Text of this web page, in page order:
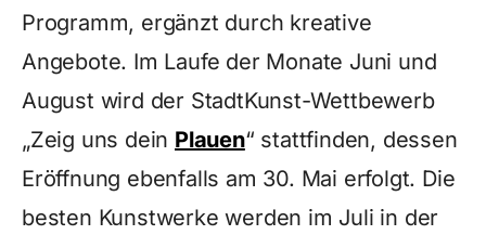
Programm, ergänzt durch kreative
Angebote. Im Laufe der Monate Juni und
August wird der StadtKunst-Wettbewerb
„Zeig uns dein Plauen“ stattfinden, dessen
Eröffnung ebenfalls am 30. Mai erfolgt. Die
besten Kunstwerke werden im Juli in der